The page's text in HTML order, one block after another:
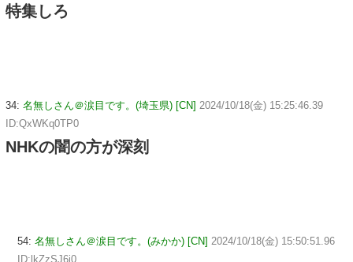
特集しろ
34: 名無しさん＠涙目です。(埼玉県) [CN] 2024/10/18(金) 15:25:46.39
ID:QxWKq0TP0
NHKの闇の方が深刻
54: 名無しさん＠涙目です。(みかか) [CN] 2024/10/18(金) 15:50:51.96
ID:lkZzSJ6i0